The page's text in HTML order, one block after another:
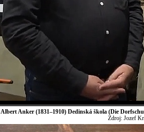
Albert Anker (1831–1910) Dedinská škola (Die
Zdroj: Jozef